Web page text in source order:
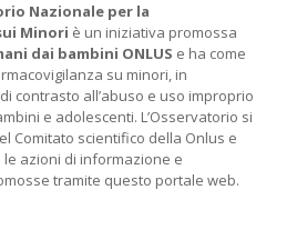
Nazionale per la
Minori è un iniziativa promossa
dai bambini ONLUS e ha come
su minori, in
contrasto all’abuso e uso improprio
e adolescenti. L’Osservatorio si
Comitato scientifico della Onlus e
azioni di informazione e
tramite questo portale web.